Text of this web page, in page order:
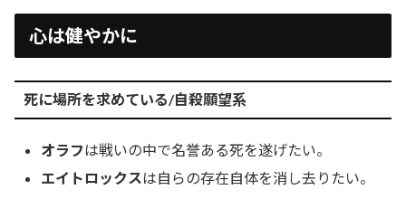
心は健やかに
死に場所を求めている/自殺願望系
オラフは戦いの中で名誉ある死を遂げたい。
エイトロックスは自らの存在自体を消し去りたい。